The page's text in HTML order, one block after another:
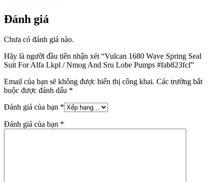
Đánh giá
Chưa có đánh giá nào.
Hãy là người đầu tiên nhận xét “Vulcan 1680 Wave Spring Seal
Suit For Alfa Lkpl / Nmog And Sru Lobe Pumps #fab823fcf”
Email của bạn sẽ không được hiển thị công khai. Các trường bắt
buộc được đánh dấu *
Đánh giá của bạn *
Đánh giá của bạn *